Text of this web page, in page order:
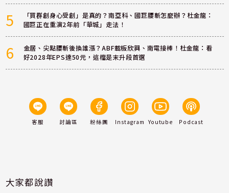
5
「買群創身心受創」是真的？南亞科、國巨腰斬怎麼辦？杜金龍：
國巨正在重演2年前「華城」走法！
6
金居、尖點腰斬後換誰漲？ABF載板欣興、南電接棒！杜金龍：看
好2028年EPS達50元，這檔是末升段首選
客服 討論區 粉絲團 Instagram Youtube Podcast
大家都說讚